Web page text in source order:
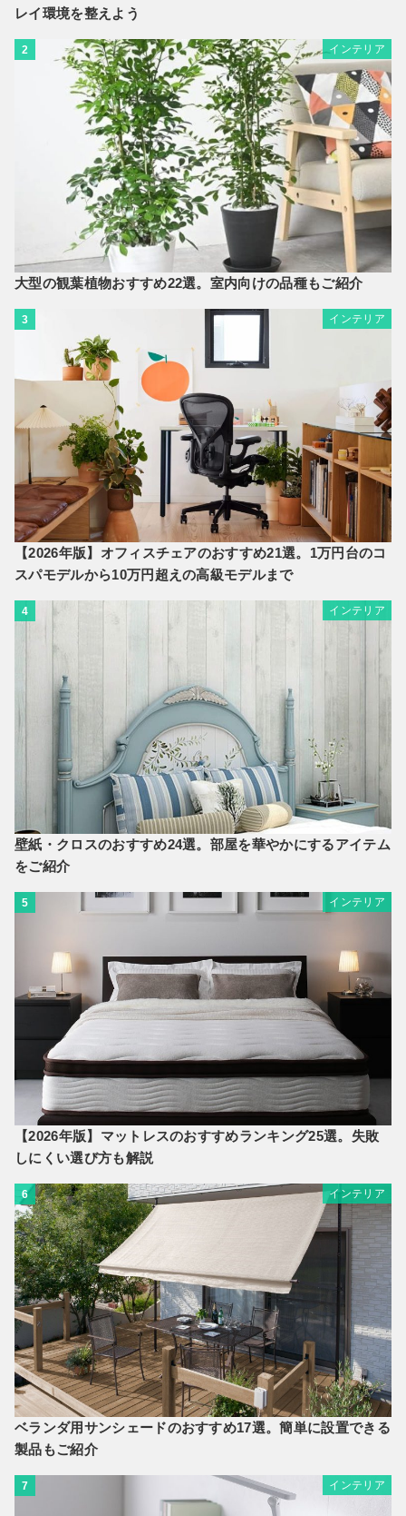
レイ環境を整えよう
2 インテリア
大型の観葉植物おすすめ22選。室内向けの品種もご紹介
3 インテリア
【2026年版】オフィスチェアのおすすめ21選。1万円台のコ
スパモデルから10万円超えの高級モデルまで
4 インテリア
壁紙・クロスのおすすめ24選。部屋を華やかにするアイテム
をご紹介
5 インテリア
【2026年版】マットレスのおすすめランキング25選。失敗
しにくい選び方も解説
6 インテリア
ベランダ用サンシェードのおすすめ17選。簡単に設置できる
製品もご紹介
7 インテリア